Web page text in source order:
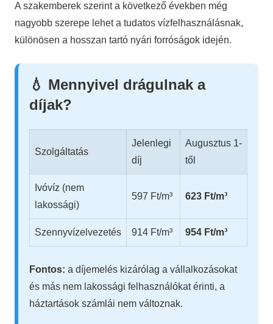
A szakemberek szerint a következő években még
nagyobb szerepe lehet a tudatos vízfelhasználásnak,
különösen a hosszan tartó nyári forróságok idején.
💧 Mennyivel drágulnak a
díjak?
Szolgáltatás
Jelenlegi
díj
Augusztus 1-
től
Ivóvíz (nem
lakossági)
597 Ft/m³ 623 Ft/m³
Szennyvízelvezetés 914 Ft/m³ 954 Ft/m³
Fontos: a díjemelés kizárólag a vállalkozásokat
és más nem lakossági felhasználókat érinti, a
háztartások számlái nem változnak.